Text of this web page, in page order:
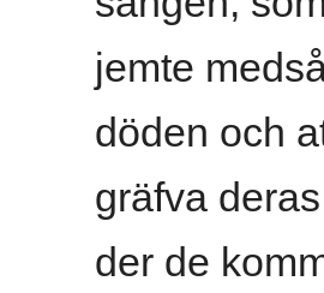
jemte
döden och
gräfva
der de